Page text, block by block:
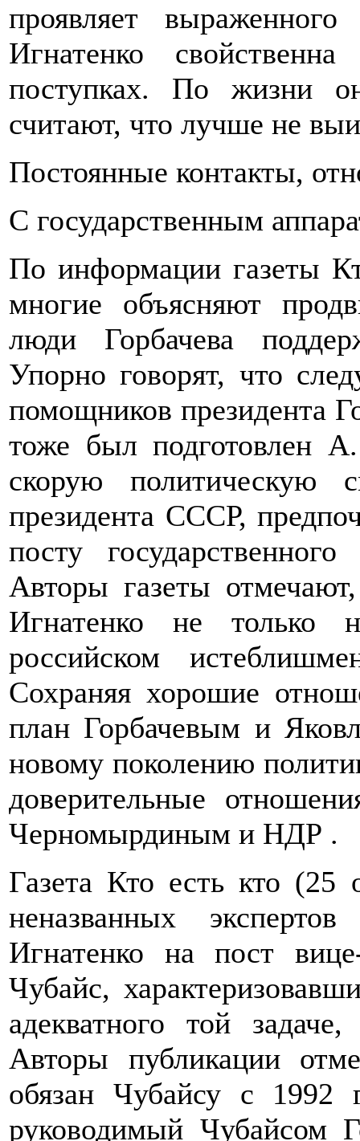
проявляет
Игнатенко
поступках. По жизни
считают, что лучше не
Постоянные контакты,
С государственным
По информации газеты
многие объясняют
люди Горбачева
Упорно говорят, что
помощников президента
тоже был подготовлен
скорую политическую
президента СССР,
посту
Авторы газеты
Игнатенко не только
российском
Сохраняя хорошие
план Горбачевым и
новому поколению
доверительные
Черномырдиным и НДР .
Газета Кто есть кто (25
неназванных
Игнатенко на пост
Чубайс,
адекватного той
Авторы публикации
обязан Чубайсу с 1992
руководимый Чубайсом